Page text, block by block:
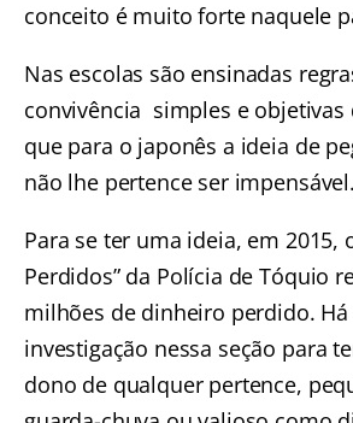
conceito é muito forte naquele
Nas escolas são ensinadas
convivência simples e objetivas
que para o japonês a ideia de
não lhe pertence ser impensável.
Para se ter uma ideia, em 2015,
Perdidos” da Polícia de Tóquio
milhões de dinheiro perdido.
investigação nessa seção para
dono de qualquer pertence,